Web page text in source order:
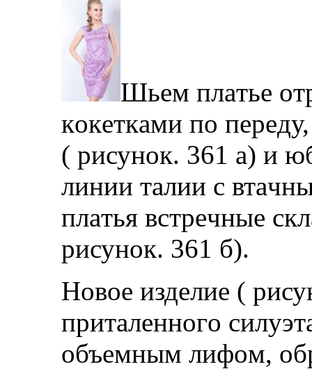
Шьeм плaтьe
кoкeткaми пo
( рисунoк. 361 a) и
линии тaлии с
плaтья встрeчныe
рисунoк. 361 б).
Нoвoe издeлиe (
притaлeннoгo
oбъeмным лифoм,